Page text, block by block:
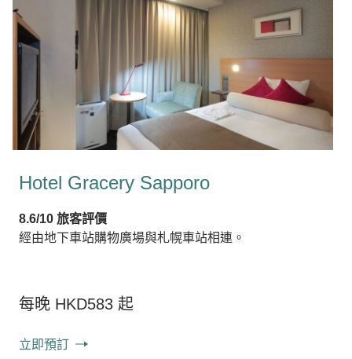
Hotel Gracery Sapporo
8.6/10 旅客評價
經由地下車站購物廣場與札幌車站相連。
每晚 HKD583 起
立即預訂